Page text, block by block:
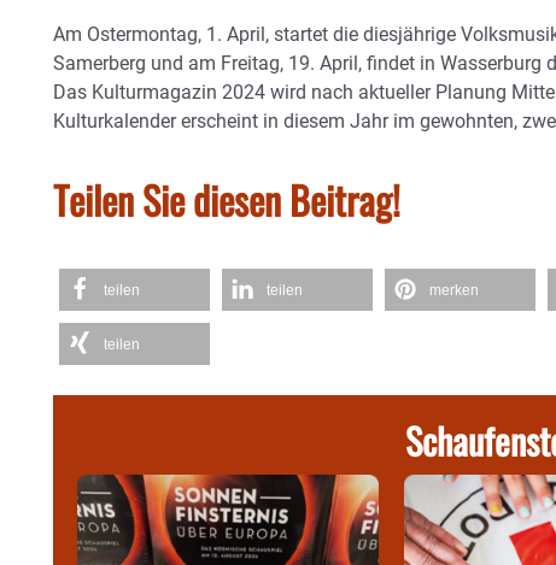
Am Ostermontag, 1. April, startet die diesjährige
Samerberg und am Freitag, 19. April, findet in Wasserburg
Das Kulturmagazin 2024 wird nach aktueller Planung
Kulturkalender erscheint in diesem Jahr im gewohnten,
Teilen Sie diesen Beitrag!
teilen teilen merken
teilen